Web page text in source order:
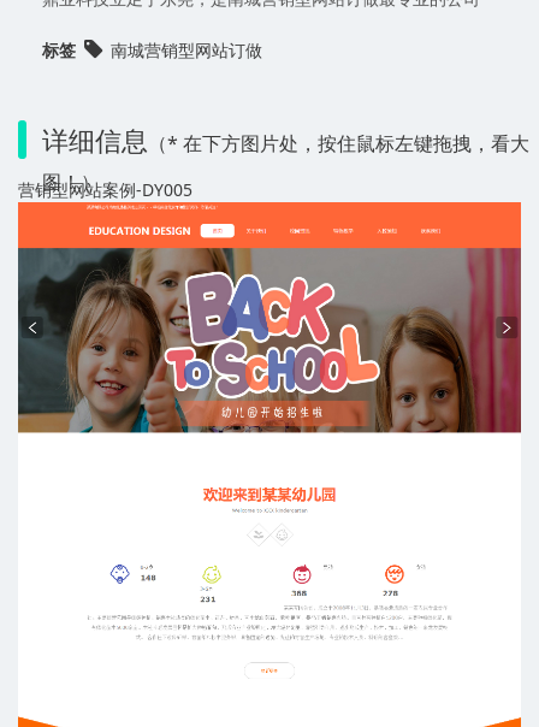
标签 南城营销型网站订做
详细信息 （* 在下方图片处，按住鼠标左键拖拽，看大
图！）
营销型网站案例-DY005